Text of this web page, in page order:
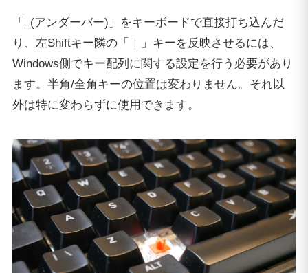
「_(アンダーバー)」をキーボードで直接打ち込んだ
り、左Shiftキー隣の「｜」キーを反映させるには、
Windows側でキー配列に関する設定を行う必要があり
ます。半角/全角キーの位置は変わりません。それ以
外は特に変わらずに使用できます。